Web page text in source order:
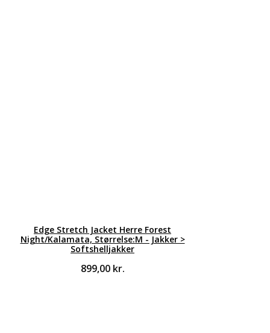
Edge Stretch Jacket Herre Forest
Night/Kalamata, Størrelse:M - Jakker >
Softshelljakker
899,00 kr.